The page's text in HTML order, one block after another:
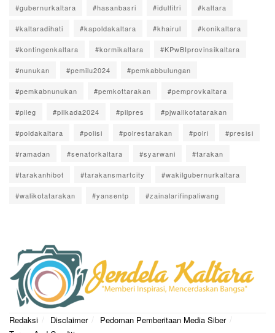
#gubernurkaltara #hasanbasri #idulfitri #kaltara
#kaltaradihati #kapoldakaltara #khairul #konikaltara
#kontingenkaltara #kormikaltara #KPwBIprovinsikaltara
#nunukan #pemilu2024 #pemkabbulungan
#pemkabnunukan #pemkottarakan #pemprovkaltara
#pileg #pilkada2024 #pilpres #pjwalikotatarakan
#poldakaltara #polisi #polrestarakan #polri #presisi
#ramadan #senatorkaltara #syarwani #tarakan
#tarakanhibot #tarakansmartcity #wakilgubernurkaltara
#walikotatarakan #yansentp #zainalarifinpaliwang
Redaksi Disclaimer
Pedoman Pemberitaan Media Siber